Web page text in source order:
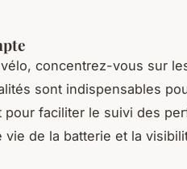
concentrez-vous sur
sont indispensables
faciliter le suivi des
de la batterie et la